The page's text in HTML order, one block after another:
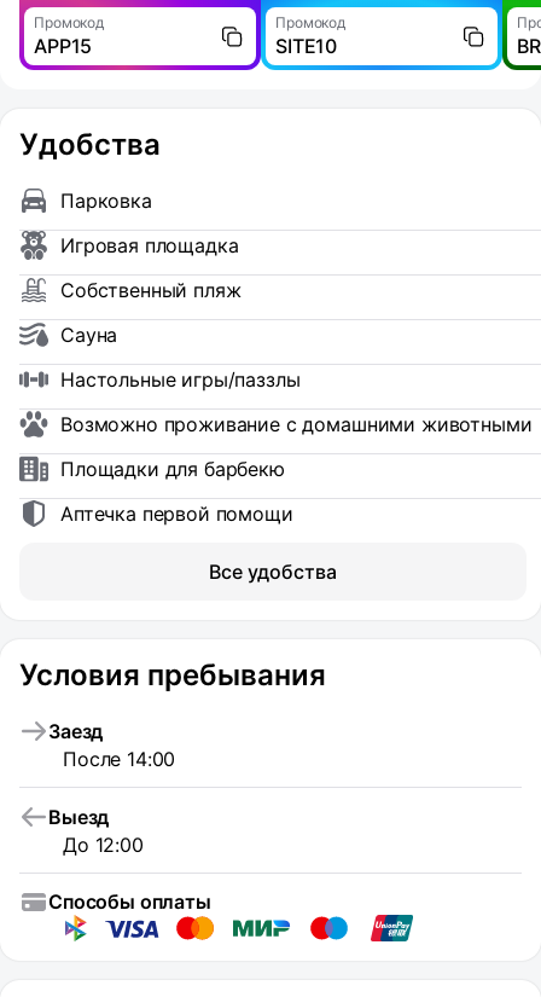
Промокод
APP15
Промокод
SITE10
Удобства
Парковка
Игровая площадка
Собственный пляж
Сауна
Настольные игры/паззлы
Возможно проживание с домашними животными
Площадки для барбекю
Аптечка первой помощи
Все удобства
Условия пребывания
Заезд
После 14:00
Выезд
До 12:00
Способы оплаты